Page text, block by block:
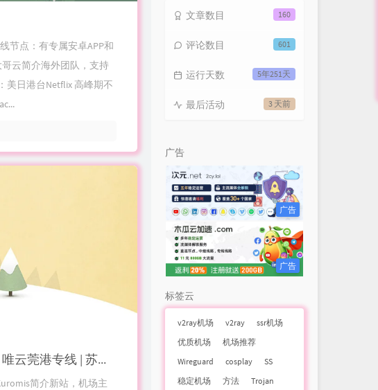
节点：有专属安卓APP和
云简介海外团队，支持
美日港台Netflix 高峰期不
库洛米Kuromis - 优质高速稳定SS/Trojan/Https机场推荐 | 唯云莞港专线 | 苏日专线
简介新站，机场主
160
文章数目
601
评论数目
5年251天
运行天数
3 天前
最后活动
广告
广告
广告
标签云
v2ray机场 v2ray
ssr机场
优质机场
机场推荐
Wireguard
cosplay
SS
稳定机场
方法
Trojan